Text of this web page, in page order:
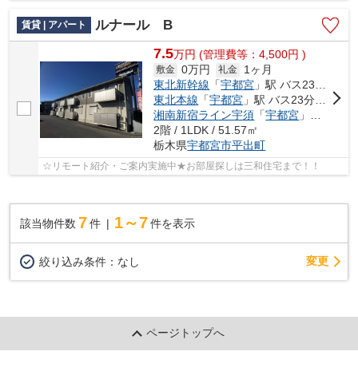
賃貸 | アパート ルナール B
7.5万円 (管理費等：4,500円 )
敷金 0万円 礼金
1ヶ月
東北新幹線 「宇都宮 」駅 バス23分 「日本信号前」 停歩12分車14分 5.7km
東北本線 「宇都宮 」駅 バス23分 「日本信号前」 停歩12分
湘南新宿ライン宇須 「宇都宮 」駅 バス23分 「日本信号前」 停歩12分
2階 / 1LDK / 51.57㎡
栃木県宇都宮市平出町
☆リモート紹介・ご案内実施中★お部屋探しは三和住宅まで！！
該当物件数 7件 1～7 件を表示
絞り込み条件： なし 変更
ページトップへ